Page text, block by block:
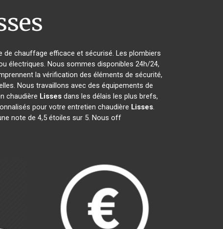
chauffage efficace et sécurisé. Les plombiers
électriques. Nous sommes disponibles 24h/24,
la vérification des éléments de sécurité,
Nous travaillons avec des équipements de
chaudière Lisses dans les délais les plus brefs,
pour votre entretien chaudière Lisses.
note de 4,5 étoiles sur 5. Nous off